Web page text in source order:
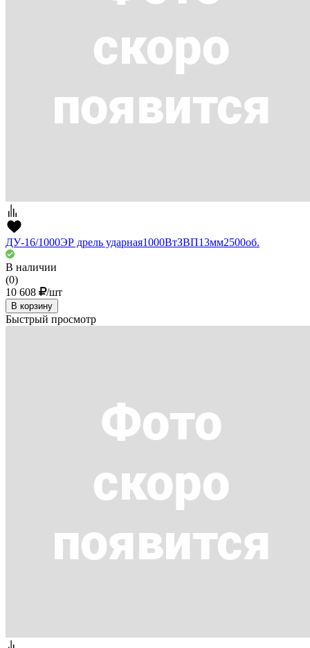
ДУ-16/1000ЭР дрель ударная1000ВтЗВП13мм2500об.
В наличии
(0)
10 608
/шт
В корзину
Быстрый просмотр